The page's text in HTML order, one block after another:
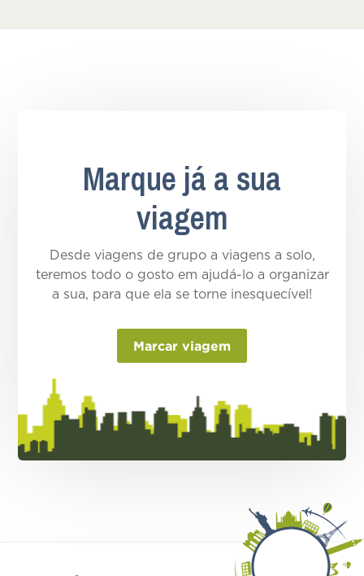
Marque já a sua
viagem
Desde viagens de grupo a viagens a solo,
teremos todo o gosto em ajudá-lo a organizar
a sua, para que ela se torne inesquecível!
Marcar viagem